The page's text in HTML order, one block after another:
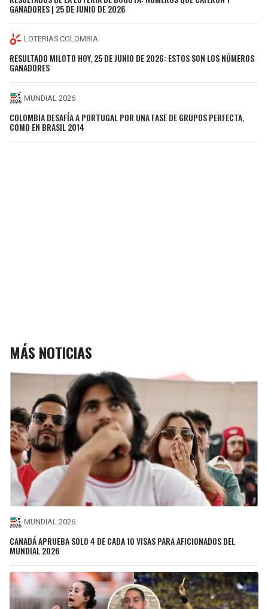
GANADORES | 25 DE JUNIO DE 2026
LOTERIAS COLOMBIA
RESULTADO MILOTO HOY, 25 DE JUNIO DE 2026: ESTOS SON LOS NÚMEROS
GANADORES
MUNDIAL 2026
COLOMBIA DESAFÍA A PORTUGAL POR UNA FASE DE GRUPOS PERFECTA,
COMO EN BRASIL 2014
MÁS NOTICIAS
MUNDIAL 2026
CANADÁ APRUEBA SOLO 4 DE CADA 10 VISAS PARA AFICIONADOS DEL
MUNDIAL 2026